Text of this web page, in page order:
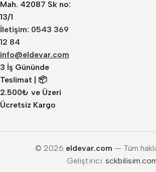
Mah. 42087 Sk no:
13/1
İletişim: 0543 369
12 84
info@eldevar.com
3 İş Gününde
Teslimat | 📦
2.500₺ ve Üzeri
Ücretsiz Kargo
© 2026 eldevar.com — Tüm
Geliştirici: